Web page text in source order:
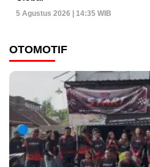
5 Agustus 2026 | 14:35 WIB
OTOMOTIF